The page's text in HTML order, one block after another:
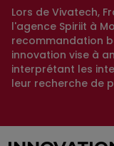
Lors de Vivatech,
l'agence Spiriit à
recommandation
innovation vise à
interprétant les
leur recherche de